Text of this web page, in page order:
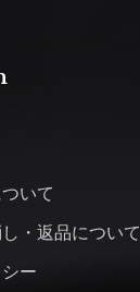
いて
・返品について
ー